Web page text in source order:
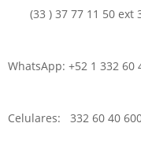
(33 ) 37 77 11 50 ext
WhatsApp: +52 1 332 60
Celulares: 332 60 40